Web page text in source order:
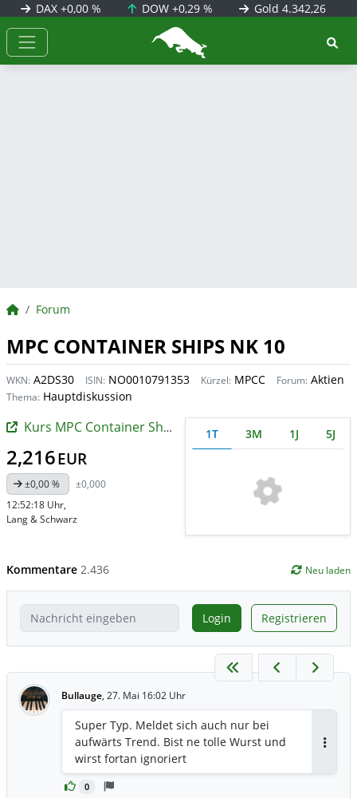
DAX +0,00 % DOW+0,29 % Gold 4.342,26
BörsenNEWS.de
BörsenNEWS.de
Forum
MPC CONTAINER SHIPS NK 10
WKN: A2DS30 ISIN: NO0010791353 Kürzel: MPCC Forum: Aktien
Thema: Hauptdiskussion
Kurs MPC Container Ships
2,216EUR
±0,00 %
±0,000
12:52:18 Uhr,
Lang & Schwarz
1T 3M 1J 5J
Kommentare 2.436 Neu laden
Login Registrieren
Bullauge, 27. Mai 16:02 Uhr
0
Super Typ. Meldet sich auch nur bei
aufwärts Trend. Bist ne tolle Wurst und
wirst fortan ignoriert